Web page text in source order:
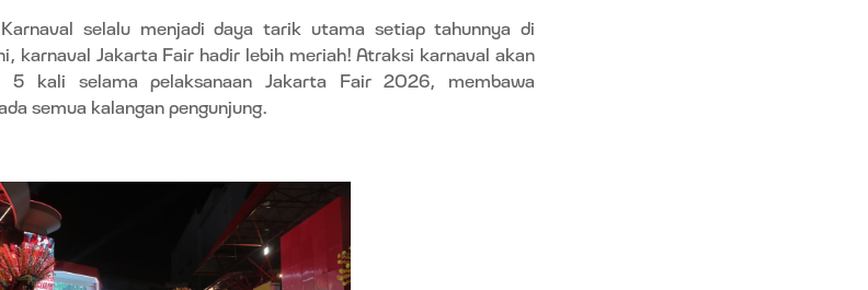
selalu menjadi daya tarik utama setiap tahunnya di
karnaval Jakarta Fair hadir lebih meriah! Atraksi karnaval akan
5 kali selama pelaksanaan Jakarta Fair 2026, membawa
semua kalangan pengunjung.